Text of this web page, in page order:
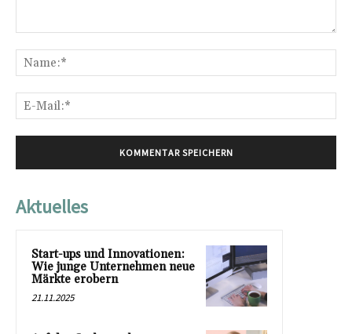
Aktuelles
Start-ups und Innovationen:
Wie junge Unternehmen neue
Märkte erobern
21.11.2025